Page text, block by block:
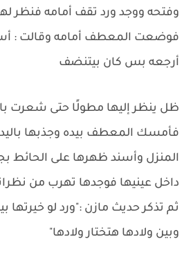
وفتحه ووجد ورد تقف أمامه فنظر
فوضعت المعطف أمامه وقالت :
أرجعه بس كان بيتنضف
ظل ينظر إليها مطولًا حتى شعرت
فأمسك المعطف بيده وجذبها باليد
المنزل وأسند ظهرها على الحائط
داخل عينيها فوجدها تهرب من
ثم تذكر حديث مازن :"ورد لو خيرتها
وبين ولادها هتختار ولادها"